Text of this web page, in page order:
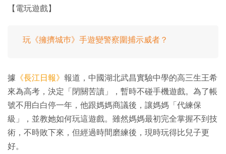
【電玩遊戲】
玩《擁擠城巿》手遊變警察圍捕示威者？
據 《長江日報》 報道，中國湖北武昌實驗中學的高三生王希
來為高考，決定「閉關苦讀」，暫時不碰手機遊戲。為了帳
號不用白白停一年，他跟媽媽商議後，讓媽媽「代練保
級」，並教她如何玩這遊戲。雖然媽媽最初完全掌握不到技
術，不時敗下來，但經過時間磨練後，現時玩得比兒子更
好。